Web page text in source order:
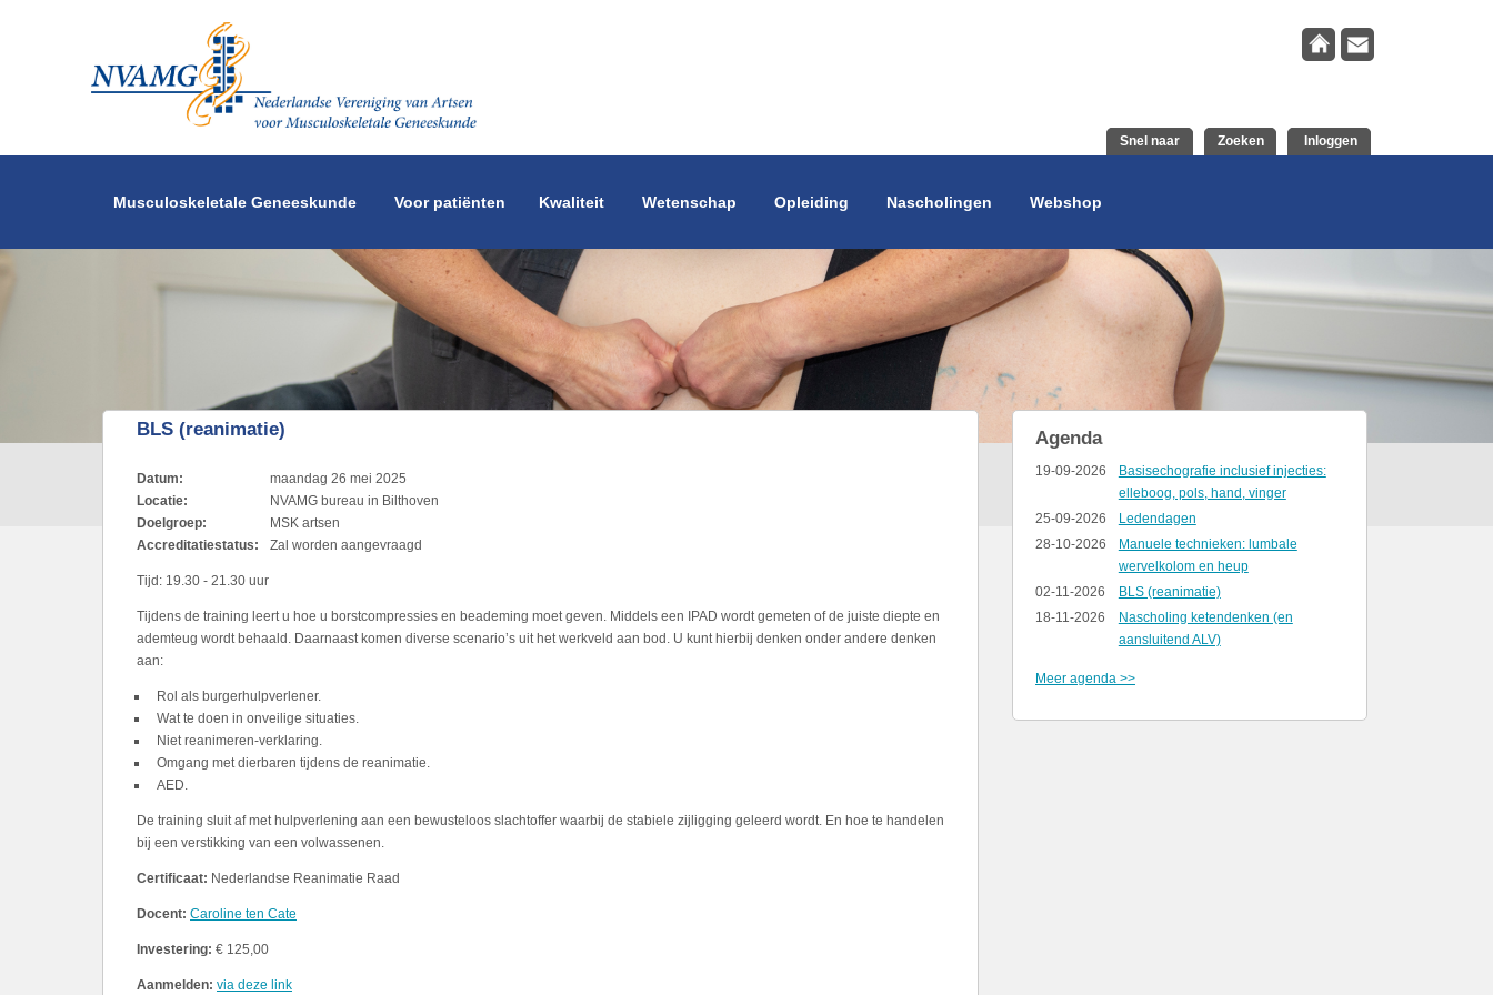
Snel naar Zoeken Inloggen
Musculoskeletale Geneeskunde Voor patiënten Kwaliteit Wetenschap Opleiding Nascholingen Webshop
BLS (reanimatie)
Datum:
maandag 26 mei 2025
Locatie:
NVAMG bureau in Bilthoven
Doelgroep:
MSK artsen
Accreditatiestatus:
Zal worden aangevraagd
Tijd: 19.30 - 21.30 uur
Tijdens de training leert u hoe u borstcompressies en beademing moet geven. Middels een IPAD wordt gemeten of de juiste diepte en
ademteug wordt behaald. Daarnaast komen diverse scenario’s uit het werkveld aan bod. U kunt hierbij denken onder andere denken
aan:
Rol als burgerhulpverlener.
Wat te doen in onveilige situaties.
Niet reanimeren-verklaring.
Omgang met dierbaren tijdens de reanimatie.
AED.
De training sluit af met hulpverlening aan een bewusteloos slachtoffer waarbij de stabiele zijligging geleerd wordt. En hoe te handelen
bij een verstikking van een volwassenen.
Certificaat: Nederlandse Reanimatie Raad
Docent: Caroline ten Cate
Investering: € 125,00
Aanmelden: via deze link
Agenda
19-09-2026
Basisechografie inclusief injecties:
elleboog, pols, hand, vinger
25-09-2026
Ledendagen
28-10-2026
Manuele technieken: lumbale
wervelkolom en heup
02-11-2026
BLS (reanimatie)
18-11-2026
Nascholing ketendenken (en
aansluitend ALV)
Meer agenda >>